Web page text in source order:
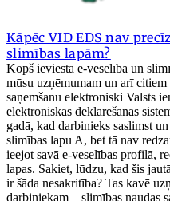
Kāpēc VID EDS nav
slimības lapām?
Kopš ieviesta e-veselība un
mūsu uzņēmumam un arī
saņemšanu elektroniski Valsts
elektroniskās deklarēšanas
gadā, kad darbinieks saslimst
slimības lapu A, bet tā nav
ieejot savā e-veselības profilā,
lapas. Sakiet, lūdzu, kad šis
ir šāda nesakritība? Tas kavē
darbiniekam – slimības naudas